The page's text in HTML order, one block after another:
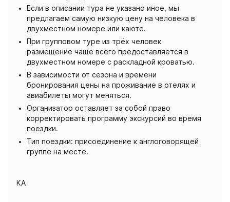
Если в описании тура не указано иное, мы
предлагаем самую низкую цену на человека в
двухместном номере или каюте.
При групповом туре из трёх человек
размещение чаще всего предоставляется в
двухместном номере с раскладной кроватью.
В зависимости от сезона и времени
бронирования цены на проживание в отелях и
авиабилеты могут меняться.
Организатор оставляет за собой право
корректировать программу экскурсий во время
поездки.
Тип поездки: присоединение к англоговорящей
группе на месте.
KA